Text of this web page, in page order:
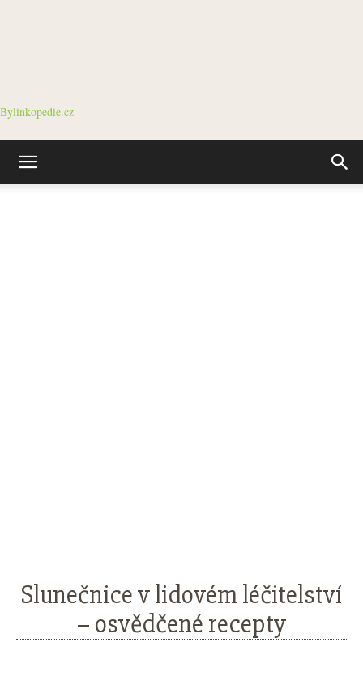
Bylinkopedie.cz
Slunečnice v lidovém léčitelství
– osvědčené recepty